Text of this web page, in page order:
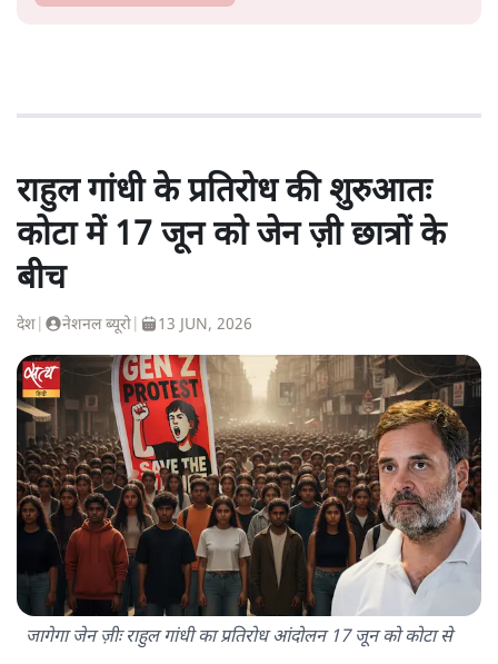
राहुल गांधी के प्रतिरोध की शुरुआतः
कोटा में 17 जून को जेन ज़ी छात्रों के
बीच
देश नेशनल ब्यूरो 13 JUN, 2026
जागेगा जेन ज़ीः राहुल गांधी का प्रतिरोध आंदोलन 17 जून को कोटा से